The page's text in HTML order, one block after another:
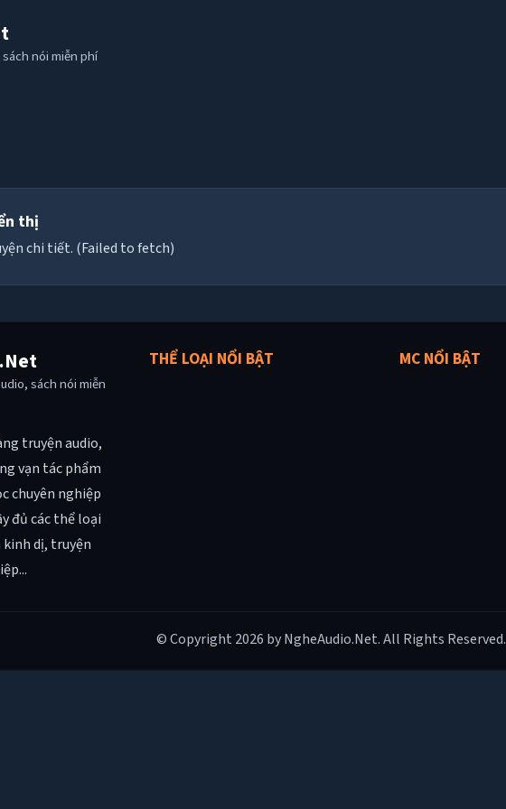
nói miễn phí
thị
chi tiết. (Failed to fetch)
sách nói miễn
truyện audio,
vạn tác phẩm
chuyên nghiệp
đủ các thể loại
dị, truyện
THỂ LOẠI NỔI BẬT MC NỔI BẬT
© Copyright 2026 by NgheAudio.Net. All Rights Reserved.